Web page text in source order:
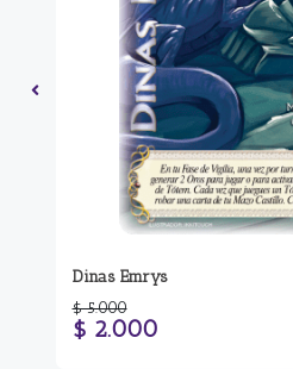
Dinas Emrys
$ 5.000
$ 2.000